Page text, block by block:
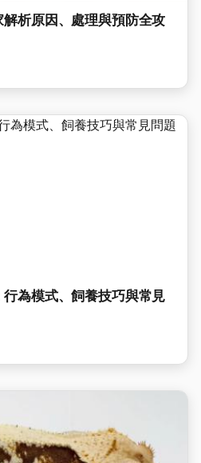
析原因、處理與預防全攻
為模式、飼養技巧與常見